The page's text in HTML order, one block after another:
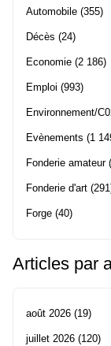
Automobile (355)
Décès (24)
Economie (2 186)
Emploi (993)
Environnement/
Evènements (1
Fonderie amateur
Fonderie d'art
Forge (40)
Articles par
août 2026 (19)
juillet 2026 (120)